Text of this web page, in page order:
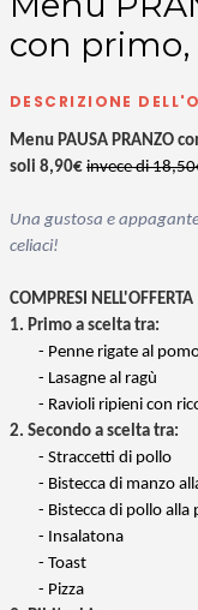
con primo,
DESCRIZIONE
Menu PAUSA PRANZO
soli 8,90€ invece di
Una gustosa e
celiaci!
COMPRESI NELL'OFFERTA
1. Primo a scelta tra:
- Penne rigate al
- Lasagne al ragù
- Ravioli ripieni con
2. Secondo a scelta tra:
- Straccetti di pollo
- Bistecca di manzo
- Bistecca di pollo alla
- Insalatona
- Toast
- Pizza